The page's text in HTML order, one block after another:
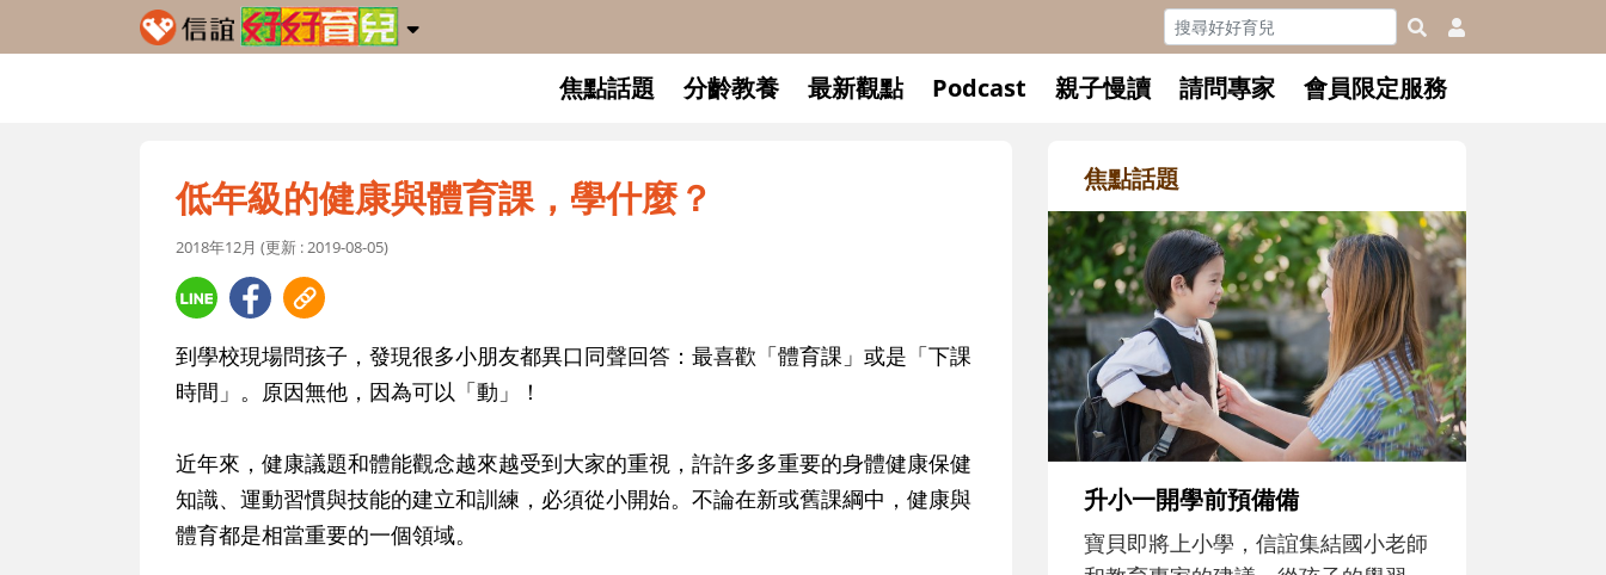
焦點話題 分齡教養 最新觀點 Podcast 親子慢讀 請問專家 會員限定服務
低年級的健康與體育課，學什麼？
2018年12月 (更新 : 2019-08-05)
到學校現場問孩子，發現很多小朋友都異口同聲回答：最喜歡「體育課」或是「下課
時間」。原因無他，因為可以「動」！
近年來，健康議題和體能觀念越來越受到大家的重視，許許多多重要的身體健康保健
知識、運動習慣與技能的建立和訓練，必須從小開始。不論在新或舊課綱中，健康與
體育都是相當重要的一個領域。
焦點話題
升小一開學前預備備
寶貝即將上小學，信誼集結國小老師
和孩子一起長大的那個男人│讀
懂父親的不同模樣
沒有人天生就擅長當爸爸！男人總是
在一次次「前所未有」的體驗中，跟
著孩子一起長大。從給予安全感的肢
體遊戲，到獨立自主、角色認同及解
決問題的能力養成。爸爸正嘗試用不
同的模樣，參與孩子每個重要的成長
歷程。